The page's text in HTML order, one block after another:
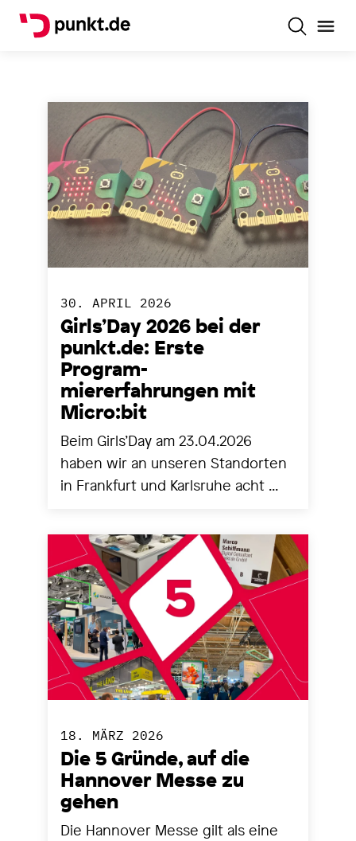
30. APRIL 2026
Girls’Day 2026 bei der
punkt.de: Erste
Program-
miererfahrungen mit
Micro:bit
Beim Girls’Day am 23.04.2026
haben wir an unseren Standorten
in Frankfurt und Karlsruhe acht ...
18. MÄRZ 2026
Die 5 Gründe, auf die
Hannover Messe zu
gehen
Die Hannover Messe gilt als eine